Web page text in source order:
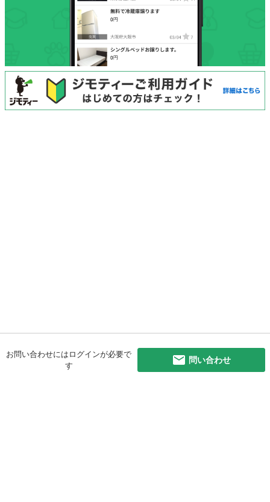
お問い合わせにはログインが必要で
す
問い合わせ